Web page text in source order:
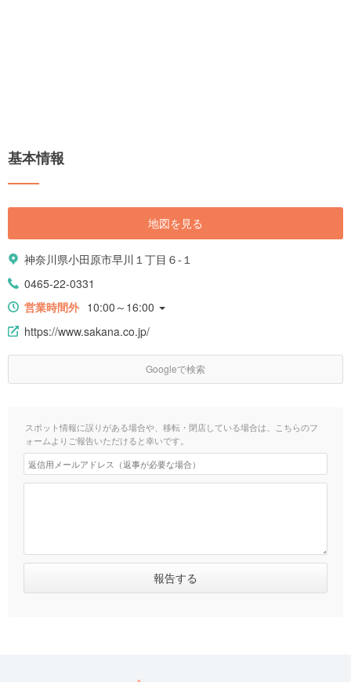
基本情報
地図を見る
神奈川県小田原市早川１丁目６-１
0465-22-0331
営業時間外 10:00～16:00
https://www.sakana.co.jp/
Googleで検索
スポット情報に誤りがある場合や、移転・閉店している場合は、こちらのフ
ォームよりご報告いただけると幸いです。